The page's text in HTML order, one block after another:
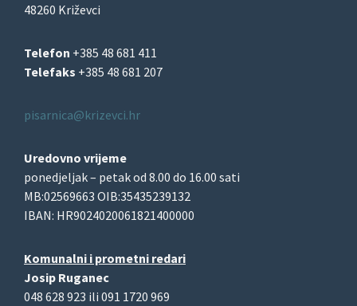
48260 Križevci
Telefon +385 48 681 411
Telefaks +385 48 681 207
pisarnica@krizevci.hr
Uredovno vrijeme
ponedjeljak – petak od 8.00 do 16.00 sati
MB:02569663 OIB:35435239132
IBAN: HR9024020061821400000
Komunalni i prometni redari
Josip Ruganec
048 628 923 ili 091 1720 969